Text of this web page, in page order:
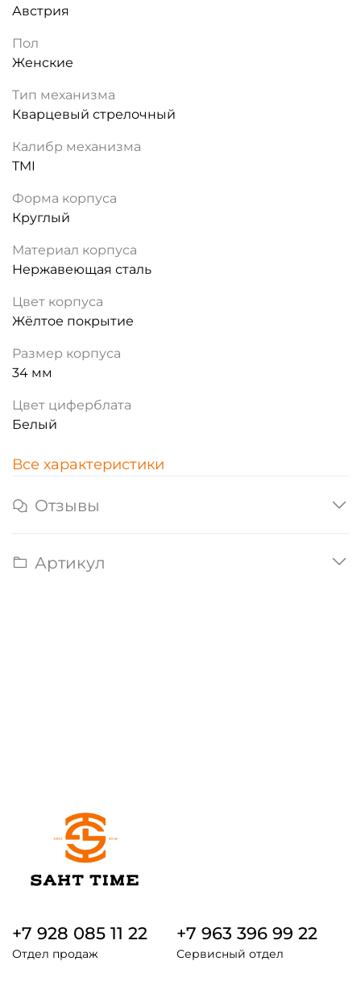
Австрия
Пол
Женские
Тип механизма
Кварцевый стрелочный
Калибр механизма
TMI
Форма корпуса
Круглый
Материал корпуса
Нержавеющая сталь
Цвет корпуса
Жёлтое покрытие
Размер корпуса
34 мм
Цвет циферблата
Белый
Все характеристики
Отзывы
Артикул
+7 928 085 11 22
Отдел продаж
+7 963 396 99 22
Сервисный отдел